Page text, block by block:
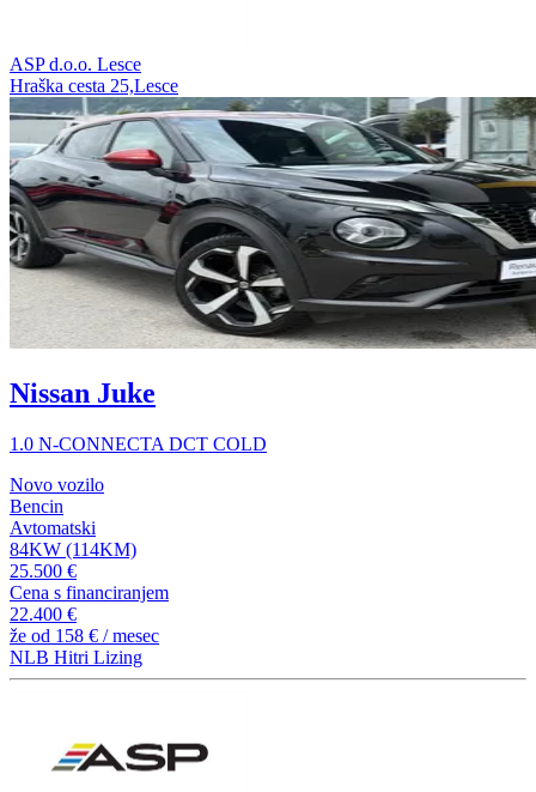
ASP d.o.o. Lesce
Hraška cesta 25,Lesce
Nissan Juke
1.0 N-CONNECTA DCT COLD
Novo vozilo
Bencin
Avtomatski
84KW (114KM)
25.500 €
Cena s financiranjem
22.400 €
že od 158 € / mesec
NLB Hitri Lizing